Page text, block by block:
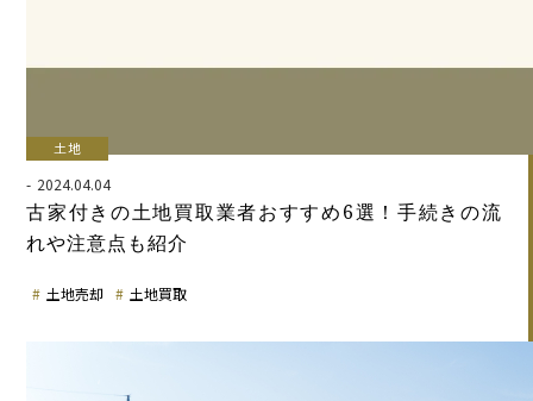
土地
2024.04.04
古家付きの土地買取業者おすすめ6選！手続きの流
れや注意点も紹介
土地売却 土地買取